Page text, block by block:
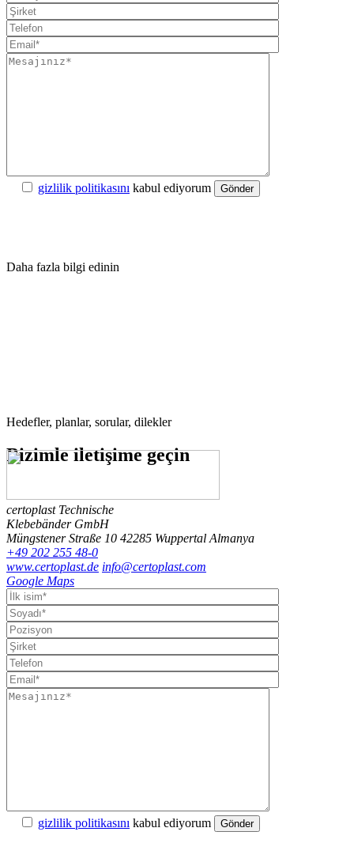
gizlilik politikasını kabul ediyorum Gönder
Daha fazla bilgi edinin
Hedefler, planlar, sorular, dilekler
Bizimleiletişime geçin
certoplast Technische
Klebebänder GmbH
Müngstener Straße 10 42285 Wuppertal Almanya
+49 202 255 48-0
www.certoplast.de info@certoplast.com
Google Maps
gizlilik politikasını kabul ediyorum Gönder